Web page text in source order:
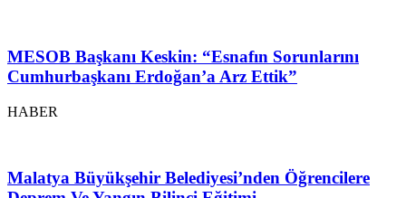
MESOB Başkanı Keskin: “Esnafın Sorunlarını
Cumhurbaşkanı Erdoğan’a Arz Ettik”
HABER
Malatya Büyükşehir Belediyesi’nden Öğrencilere